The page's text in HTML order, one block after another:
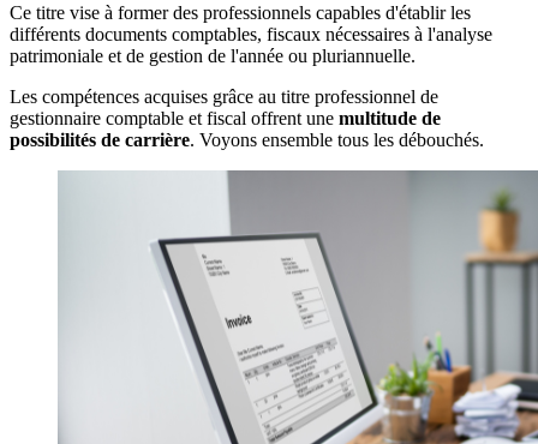
Ce titre vise à former des professionnels capables d'établir les
différents documents comptables, fiscaux nécessaires à l'analyse
patrimoniale et de gestion de l'année ou pluriannuelle.
Les compétences acquises grâce au titre professionnel de
gestionnaire comptable et fiscal offrent une multitude de
possibilités de carrière. Voyons ensemble tous les débouchés.